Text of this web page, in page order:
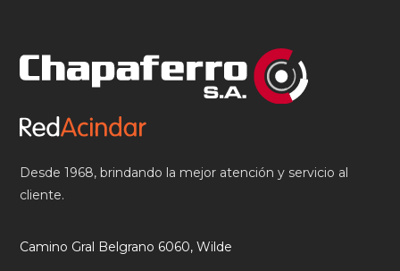
Desde 1968, brindando la mejor atención y servicio al
cliente.
Camino Gral Belgrano 6060, Wilde